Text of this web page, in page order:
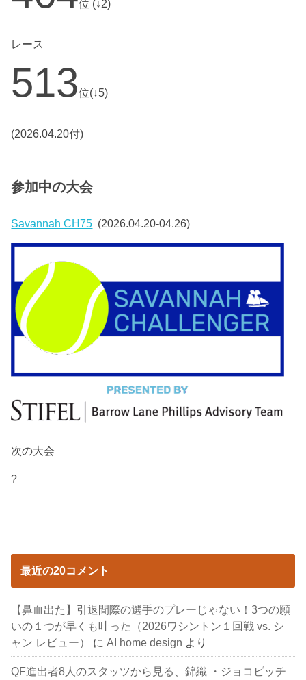
位 (↓2)
レース
513位(↓5)
(2026.04.20付)
参加中の大会
Savannah CH75 (2026.04.20-04.26)
次の大会
?
最近の20コメント
【鼻血出た】引退間際の選手のプレーじゃない！3つの願
いの１つが早くも叶った（2026ワシントン１回戦 vs. シ
ャン レビュー）
にAI home design より
QF進出者8人のスタッツから見る、錦織 ・ジョコビッチ